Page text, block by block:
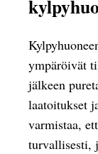
ympäröivät
jälkeen
laatoitukset
varmistaa,
turvallisesti,